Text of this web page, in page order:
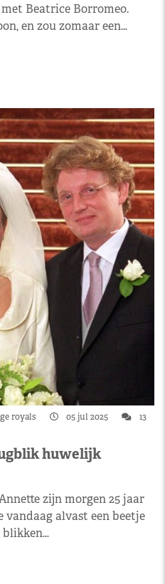
Beatrice Borromeo.
en zou zomaar een…
royals 05 jul 2025
13
huwelijk
zijn morgen 25 jaar
alvast een beetje
blikken…